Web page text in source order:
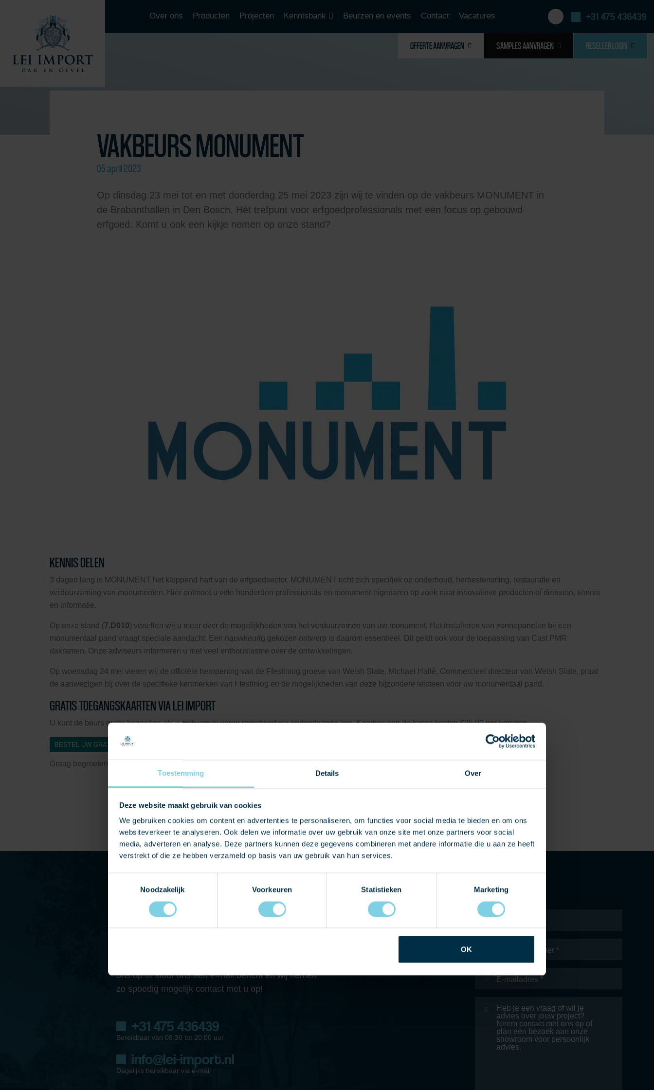
Toestemming Details Over
Deze website maakt gebruik van cookies
We gebruiken cookies om content en advertenties te personaliseren, om functies voor social media te bieden en om ons
websiteverkeer te analyseren. Ook delen we informatie over uw gebruik van onze site met onze partners voor social
media, adverteren en analyse. Deze partners kunnen deze gegevens combineren met andere informatie die u aan ze heeft
verstrekt of die ze hebben verzameld op basis van uw gebruik van hun services.
Noodzakelijk
Voorkeuren Statistieken Marketing
OK
Over ons Producten Projecten Kennisbank Beurzen en events Contact Vacatures +31 475 436439
OFFERTE AANVRAGEN SAMPLES AANVRAGEN RESELLER LOGIN
VAKBEURS MONUMENT
05 april 2023
Op dinsdag 23 mei tot en met donderdag 25 mei 2023 zijn wij te vinden op de vakbeurs MONUMENT in
de Brabanthallen in Den Bosch. Hét trefpunt voor erfgoedprofessionals met een focus op gebouwd
erfgoed. Komt u ook een kijkje nemen op onze stand?
KENNIS DELEN
3 dagen lang is MONUMENT het kloppend hart van de erfgoedsector. MONUMENT richt zich specifiek op onderhoud, herbestemming, restauratie en
verduurzaming van monumenten. Hier ontmoet u vele honderden professionals en monument-eigenaren op zoek naar innovatieve producten of diensten, kennis
en informatie.
Op onze stand (7.D010) vertellen wij u meer over de mogelijkheden van het verduurzamen van uw monument. Het installeren van zonnepanelen bij een
monumentaal pand vraagt speciale aandacht. Een nauwkeurig gekozen ontwerp is daarom essentieel. Dit geldt ook voor de toepassing van Cast PMR
dakramen. Onze adviseurs informeren u met veel enthousiasme over de ontwikkelingen.
Op woensdag 24 mei vieren wij de officiële heropening van de Ffestiniog groeve van Welsh Slate. Michael Hallé, Commercieel directeur van Welsh Slate, praat
de aanwezigen bij over de specifieke kenmerken van Ffestiniog en de mogelijkheden van deze bijzondere leisteen voor uw monumentaal pand.
GRATIS TOEGANGSKAARTEN VIA LEI IMPORT
U kunt de beurs gratis bezoeken als u zich van te voren registreert via onderstaande link. Kaartjes aan de kassa kosten €25,00 per persoon.
BESTEL UW GRATIS TOEGANGSBEWIJS
Graag begroeten wij u op onze stand.
NEEM CONTACT MET ONS OP
ons op of stuur ons een e-mail bericht en wij nemen
zo spoedig mogelijk contact met u op!
+31 475 436439
Bereikbaar van 08:30 tot 20:00 uur
info@lei-import.nl
Dagelijks bereikbaar via e-mail
Naam *
mailadres *